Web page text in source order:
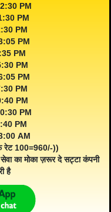
PM
PM
PM
PM
PM
PM
PM
PM
PM
PM
PM
AM
रेट 100=960/-))
का मोका ज़रूर दे सट्टा कंपनी
है